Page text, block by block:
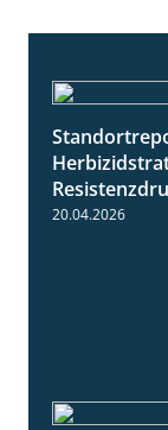
20.04.2026